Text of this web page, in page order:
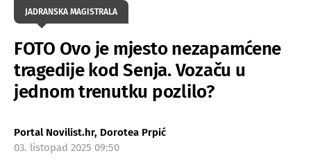
JADRANSKA MAGISTRALA
FOTO Ovo je mjesto nezapamćene
tragedije kod Senja. Vozaču u
jednom trenutku pozlilo?
Portal Novilist.hr, Dorotea Prpić
03. listopad 2025 09:50